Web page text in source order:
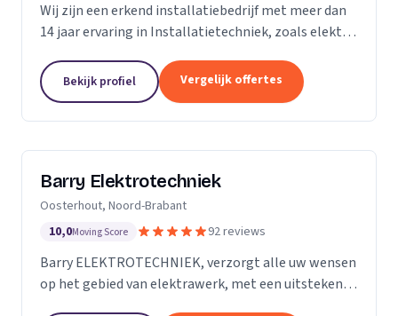
Wij zijn een erkend installatiebedrijf met meer dan
14 jaar ervaring in Installatietechniek, zoals elektra,
Bekijk profiel Vergelijk offertes
Barry Elektrotechniek
Oosterhout, Noord-Brabant
10,0Moving Score 92 reviews
Barry ELEKTROTECHNIEK, verzorgt alle uw wensen
op het gebied van elektrawerk, met een uitstekende